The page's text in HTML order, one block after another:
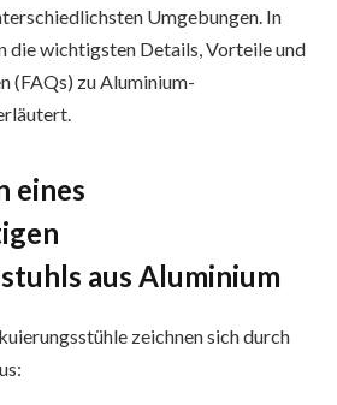
Umgebungen. In
die wichtigsten Details, Vorteile und
(FAQs) zu Aluminium-
eines
aus Aluminium
zeichnen sich durch